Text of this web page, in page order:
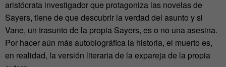
aristócrata investigador que protagoniza las novelas de
Sayers, tiene de que descubrir la verdad del asunto y si
Vane, un trasunto de la propia Sayers, es o no una asesina.
Por hacer aún más autobiográfica la historia, el muerto es,
en realidad, la versión literaria de la expareja de la propia